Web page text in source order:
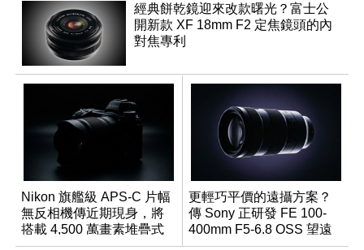
經典餅乾鏡迎來改款曙光？富士公
開新款 XF 18mm F2 定焦鏡頭的內
對焦專利
Nikon 旗艦級 APS-C 片幅
無反相機傳近期現身，將
搭載 4,500 萬畫素堆疊式
感光元件？
更輕巧平價的遠攝方案？
傳 Sony 正研發 FE 100-
400mm F5-6.8 OSS 望遠
變焦鏡頭